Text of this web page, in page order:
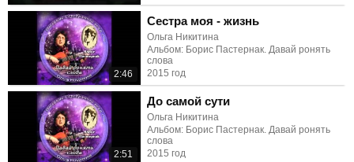
2:46
Сестра моя - жизнь
Ольга Никитина
Альбом: Борис Пастернак. Давай ронять
слова
2015 год
2:51
До самой сути
Ольга Никитина
Альбом: Борис Пастернак. Давай ронять
слова
2015 год